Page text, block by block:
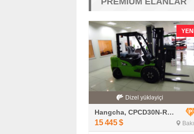
YENI
Dizel yükləyiçi
Hangcha, CPCD30N-RG2
15 445 $ Bakı